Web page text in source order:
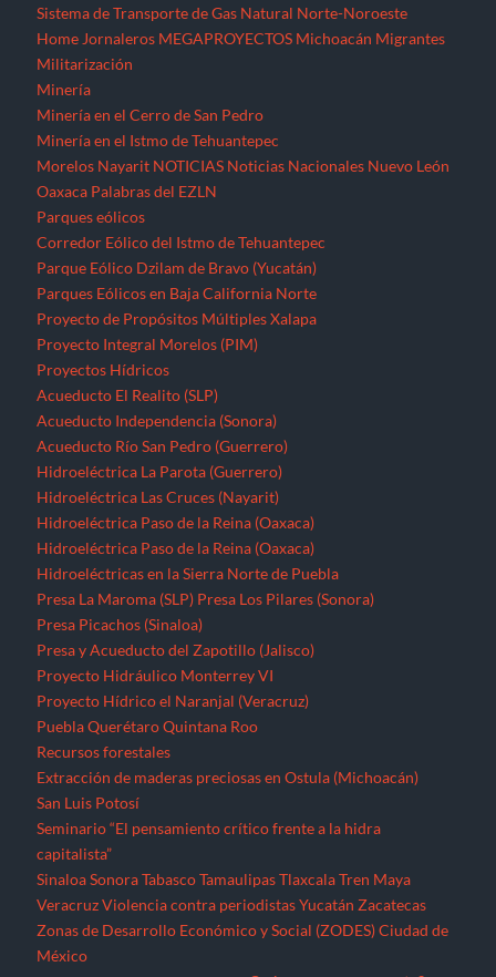
Sistema de Transporte de Gas Natural Norte-Noroeste
Home Jornaleros MEGAPROYECTOS Michoacán Migrantes
Militarización
Minería
Minería en el Cerro de San Pedro
Minería en el Istmo de Tehuantepec
Morelos Nayarit NOTICIAS Noticias Nacionales Nuevo León
Oaxaca Palabras del EZLN
Parques eólicos
Corredor Eólico del Istmo de Tehuantepec
Parque Eólico Dzilam de Bravo (Yucatán)
Parques Eólicos en Baja California Norte
Proyecto de Propósitos Múltiples Xalapa
Proyecto Integral Morelos (PIM)
Proyectos Hídricos
Acueducto El Realito (SLP)
Acueducto Independencia (Sonora)
Acueducto Río San Pedro (Guerrero)
Hidroeléctrica La Parota (Guerrero)
Hidroeléctrica Las Cruces (Nayarit)
Hidroeléctrica Paso de la Reina (Oaxaca)
Hidroeléctrica Paso de la Reina (Oaxaca)
Hidroeléctricas en la Sierra Norte de Puebla
Presa La Maroma (SLP) Presa Los Pilares (Sonora)
Presa Picachos (Sinaloa)
Presa y Acueducto del Zapotillo (Jalisco)
Proyecto Hidráulico Monterrey VI
Proyecto Hídrico el Naranjal (Veracruz)
Puebla Querétaro Quintana Roo
Recursos forestales
Extracción de maderas preciosas en Ostula (Michoacán)
San Luis Potosí
Seminario “El pensamiento crítico frente a la hidra
capitalista”
Sinaloa Sonora Tabasco Tamaulipas Tlaxcala Tren Maya
Veracruz Violencia contra periodistas Yucatán Zacatecas
Zonas de Desarrollo Económico y Social (ZODES) Ciudad de
México